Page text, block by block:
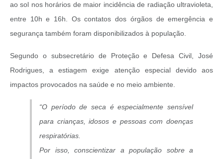
ao sol nos horários de maior incidência de radiação ultravioleta,
entre 10h e 16h. Os contatos dos órgãos de emergência e
segurança também foram disponibilizados à população.
Segundo o subsecretário de Proteção e Defesa Civil, José
Rodrigues, a estiagem exige atenção especial devido aos
impactos provocados na saúde e no meio ambiente.
“O período de seca é especialmente sensível
para crianças, idosos e pessoas com doenças
respiratórias.
Por isso, conscientizar a população sobre a